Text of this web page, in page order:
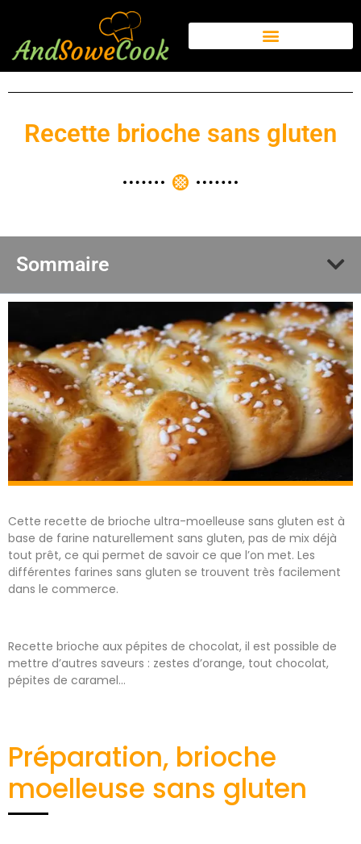
Recette brioche sans gluten
Sommaire
Cette recette de brioche ultra-moelleuse sans gluten est à
base de farine naturellement sans gluten, pas de mix déjà
tout prêt, ce qui permet de savoir ce que l’on met. Les
différentes farines sans gluten se trouvent très facilement
dans le commerce.
Recette brioche aux pépites de chocolat, il est possible de
mettre d’autres saveurs : zestes d’orange, tout chocolat,
pépites de caramel…
Préparation, brioche
moelleuse sans gluten